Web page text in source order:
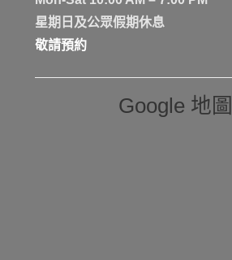
星期日及公眾假期休息
敬請預約
Google 地圖